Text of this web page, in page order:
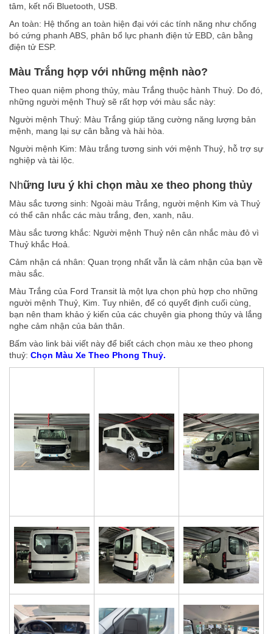
tâm, kết nối Bluetooth, USB.
An toàn: Hệ thống an toàn hiện đại với các tính năng như chống
bó cứng phanh ABS, phân bổ lực phanh điện tử EBD, cân bằng
điện tử ESP.
Màu Trắng hợp với những mệnh nào?
Theo quan niệm phong thủy, màu Trắng thuộc hành Thuỷ. Do đó,
những người mệnh Thuỷ sẽ rất hợp với màu sắc này:
Người mệnh Thuỷ: Màu Trắng giúp tăng cường năng lượng bản
mệnh, mang lại sự cân bằng và hài hòa.
Người mệnh Kim: Màu trắng tương sinh với mệnh Thuỷ, hỗ trợ sự
nghiệp và tài lộc.
Những lưu ý khi chọn màu xe theo phong thủy
Màu sắc tương sinh: Ngoài màu Trắng, người mệnh Kim và Thuỷ
có thể cân nhắc các màu trắng, đen, xanh, nâu.
Màu sắc tương khắc: Người mệnh Thuỷ nên cân nhắc màu đỏ vì
Thuỷ khắc Hoả.
Cảm nhận cá nhân: Quan trọng nhất vẫn là cảm nhận của bạn về
màu sắc.
Màu Trắng của Ford Transit là một lựa chọn phù hợp cho những
người mệnh Thuỷ, Kim. Tuy nhiên, để có quyết định cuối cùng,
bạn nên tham khảo ý kiến của các chuyên gia phong thủy và lắng
nghe cảm nhận của bản thân.
Bấm vào link bài viết này để biết cách chọn màu xe theo phong
thuỷ: Chọn Màu Xe Theo Phong Thuỷ.